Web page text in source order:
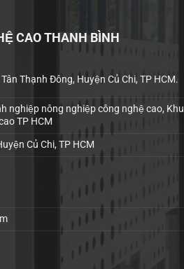
CAO THANH BÌNH
Thạnh Đông, Huyện Củ Chi, TP HCM.
nghiệp nông nghiệp công nghệ cao, Khu
TP HCM
Củ Chi, TP HCM